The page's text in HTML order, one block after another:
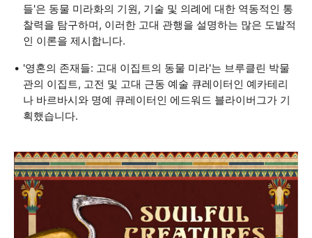
들'은 동물 미라화의 기원, 기술 및 의례에 대한 역동적인 통
찰력을 탐구하며, 이러한 고대 관행을 설명하는 많은 도발적
인 이론을 제시합니다.
'영혼의 존재들: 고대 이집트의 동물 미라'는 브루클린 박물
관의 이집트, 고전 및 고대 근동 예술 큐레이터인 예카테리
나 바르바시와 명예 큐레이터인 에드워드 블라이버그가 기
획했습니다.